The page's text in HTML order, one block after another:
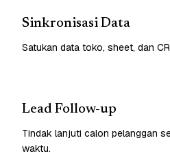
Sinkronisasi Data
Satukan data toko, sheet, dan
Lead Follow-up
Tindak lanjuti calon pelanggan
waktu.